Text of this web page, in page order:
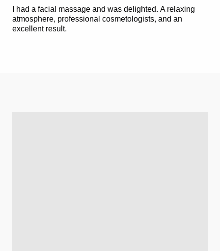
I had a facial massage and was delighted. A relaxing
atmosphere, professional cosmetologists, and an
excellent result.